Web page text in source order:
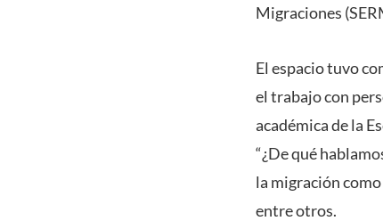
Migraciones
El espacio tuvo
el trabajo con
académica de la
“¿De qué
la migración
entre otros.